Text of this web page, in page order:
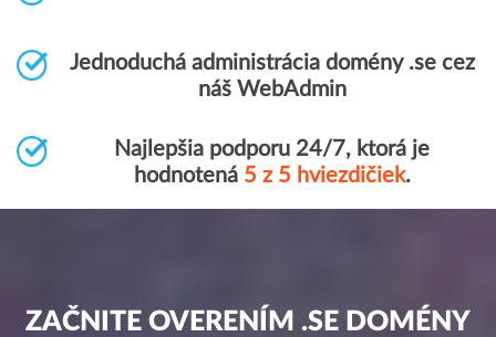
Jednoduchá administrácia domény .se cez
náš WebAdmin
Najlepšia podporu 24/7, ktorá je
hodnotená 5 z 5 hviezdičiek.
ZAČNITE OVERENÍM .SE DOMÉNY